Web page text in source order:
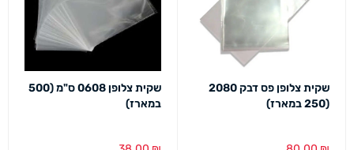
שקית צלופן פס דבק 2080
(250 במארז)
שקית צלופן 0608 ס"מ (500
במארז)